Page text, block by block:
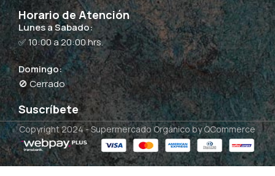
Horario de Atención
Lunes a Sabado:
✅ 10:00 a 20:00 hrs.
Domingo:
🚫 Cerrado
Suscríbete
Copyright 2024 -Supermercado Orgánico by QCommerce